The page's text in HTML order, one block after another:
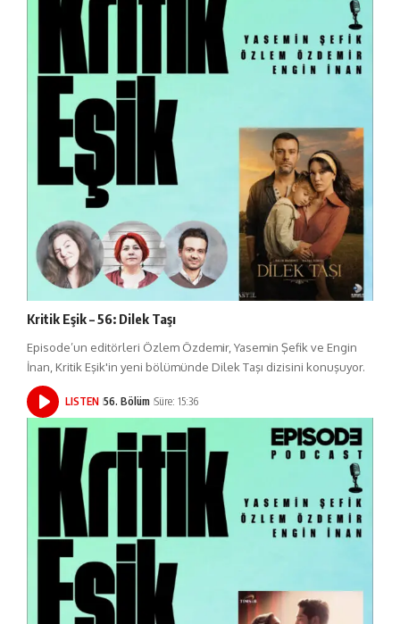
Kritik Eşik – 56: Dilek Taşı
Episode’un editörleri Özlem Özdemir, Yasemin Şefik ve Engin
İnan, Kritik Eşik'in yeni bölümünde Dilek Taşı dizisini konuşuyor.
LISTEN 56. Bölüm Süre: 15:36